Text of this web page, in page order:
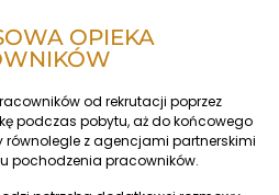
OPIEKA
od rekrutacji poprzez
podczas pobytu, aż do końcowego
równolegle z agencjami partnerskimi
pochodzenia pracowników.